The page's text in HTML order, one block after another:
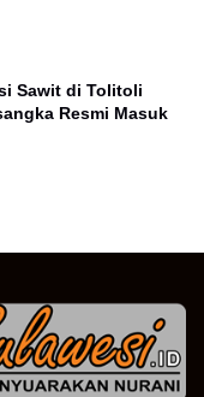
Sawit di Tolitoli
Resmi Masuk